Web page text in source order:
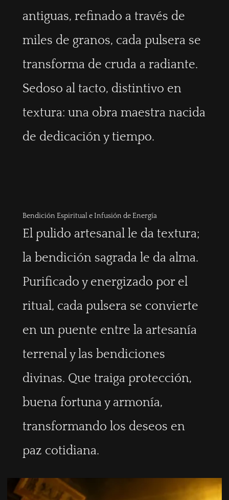
antiguas, refinado a través de
miles de granos, cada pulsera se
transforma de cruda a radiante.
Sedoso al tacto, distintivo en
textura: una obra maestra nacida
de dedicación y tiempo.
Bendición Espiritual e Infusión de Energía
El pulido artesanal le da textura;
la bendición sagrada le da alma.
Purificado y energizado por el
ritual, cada pulsera se convierte
en un puente entre la artesanía
terrenal y las bendiciones
divinas. Que traiga protección,
buena fortuna y armonía,
transformando los deseos en
paz cotidiana.